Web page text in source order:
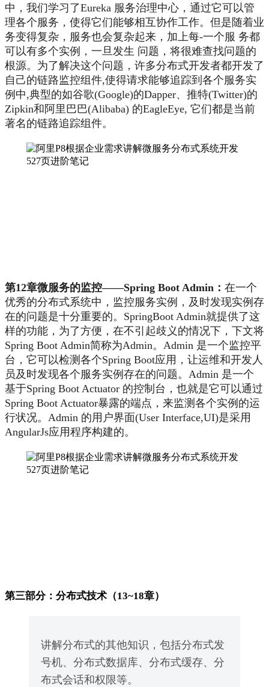
中，我们学习了Eureka 服务治理中心，通过它可以管
理各个服务，使得它们能够相互协作工作。但是随着业
务变得复杂，服务也会复杂起来，加上每-一个服 务都
可以有多个实例，一旦发生 问题，将很难查找问题的
根源。为了解决这个问题，许多分布式开发者都开发了
自己的链路监控组件,使得请求能够追踪到各个服务实
例中,典型的如谷歌(Google)的Dapper、推特(Twitter)的
Zipkin和阿里巴巴(Alibaba) 的EagleEye, 它们都是当前
著名的链路追踪组件。
第12章微服务的监控——Spring Boot Admin： 在一个
优秀的分布式系统中，监控服务实例，及时发现实例存
在的问题是十分重要的。SpringBoot Admin就提供了这
样的功能，为了方便，在不引起歧义的情况下，下文将
Spring Boot Admin简称为Admin。Admin 是一个监控平
台，它可以检测各个Spring Boot应用，让运维和开发人
员及时发现各个服务实例存在的问题。Admin 是一个
基于Spring Boot Actuator 的控制台，也就是它可以通过
Spring Boot Actuator暴露的端点，来监测各个实例的运
行状况。Admin 的用户界面(User Interface,UI)是采用
AngularJs应用程序构建的。
第三部分：分布式技术（13~18章）
讲解分布式的其他知识，包括分布式发
号机、分布式数据库、分布式缓存、分
布式会话和权限等。